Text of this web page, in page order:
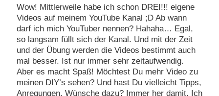
YouTube
entsperren
Wow! Mittlerweile habe ich schon DREI!!! eigene
Videos auf meinem YouTube Kanal ;D Ab wann
darf ich mich YouTuber nennen? Hahaha… Egal,
so langsam füllt sich der Kanal. Und mit der Zeit
und der Übung werden die Videos bestimmt auch
mal besser. Ist nur immer sehr zeitaufwendig.
Aber es macht Spaß! Möchtest Du mehr Video zu
meinen DIY’s sehen? Und hast Du vielleicht Tipps,
Anregungen, Wünsche dazu? Immer her damit. Ich